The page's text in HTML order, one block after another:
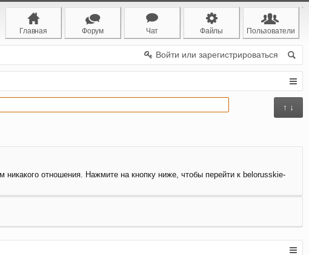
Главная Форум Чат Файлы Пользователи
Войти или зарегистрироваться
↑ ↓
отношения. Нажмите на кнопку ниже, чтобы перейти к belorusskie-